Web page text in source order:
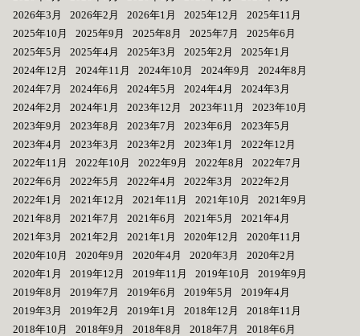
2026年3月
2026年2月 2026年1月 2025年12月
2025年11月
2025年10月
2025年9月 2025年8月 2025年7月
2025年6月
2025年5月
2025年4月 2025年3月 2025年2月
2025年1月
2024年12月
2024年11月 2024年10月 2024年9月
2024年8月
2024年7月
2024年6月 2024年5月 2024年4月
2024年3月
2024年2月
2024年1月 2023年12月 2023年11月
2023年10月
2023年9月
2023年8月 2023年7月 2023年6月
2023年5月
2023年4月
2023年3月 2023年2月 2023年1月
2022年12月
2022年11月
2022年10月 2022年9月 2022年8月
2022年7月
2022年6月
2022年5月 2022年4月 2022年3月
2022年2月
2022年1月
2021年12月 2021年11月 2021年10月
2021年9月
2021年8月
2021年7月 2021年6月 2021年5月
2021年4月
2021年3月
2021年2月 2021年1月 2020年12月
2020年11月
2020年10月
2020年9月 2020年4月 2020年3月
2020年2月
2020年1月
2019年12月 2019年11月 2019年10月
2019年9月
2019年8月
2019年7月 2019年6月 2019年5月
2019年4月
2019年3月
2019年2月 2019年1月 2018年12月
2018年11月
2018年10月
2018年9月 2018年8月 2018年7月
2018年6月